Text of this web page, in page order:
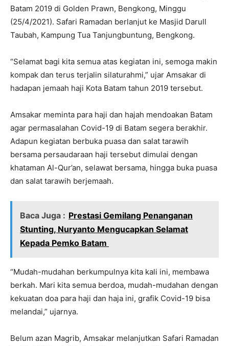
Batam 2019 di Golden Prawn, Bengkong, Minggu
(25/4/2021). Safari Ramadan berlanjut ke Masjid Darull
Taubah, Kampung Tua Tanjungbuntung, Bengkong.
“Selamat bagi kita semua atas kegiatan ini, semoga makin
kompak dan terus terjalin silaturahmi,” ujar Amsakar di
hadapan jemaah haji Kota Batam tahun 2019 tersebut.
Amsakar meminta para haji dan hajah mendoakan Batam
agar permasalahan Covid-19 di Batam segera berakhir.
Adapun kegiatan berbuka puasa dan salat tarawih
bersama persaudaraan haji tersebut dimulai dengan
khataman Al-Qur’an, selawat bersama, hingga buka puasa
dan salat tarawih berjemaah.
Baca Juga : Prestasi Gemilang Penanganan
Stunting, Nuryanto Mengucapkan Selamat
Kepada Pemko Batam
“Mudah-mudahan berkumpulnya kita kali ini, membawa
berkah. Mari kita semua berdoa, mudah-mudahan dengan
kekuatan doa para haji dan haja ini, grafik Covid-19 bisa
melandai,” ujarnya.
Belum azan Magrib, Amsakar melanjutkan Safari Ramadan